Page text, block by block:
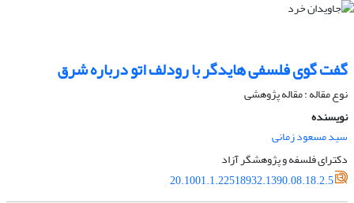
گفت گوی فلسفی هایدگر با رودلف اتو درباره شرق
نوع مقاله : مقاله پژوهشی
نویسنده
سید مسعود زمانی
دکترای فلسفه و پژوهشگر آزاد
20.1001.1.22518932.1390.08.18.2.5